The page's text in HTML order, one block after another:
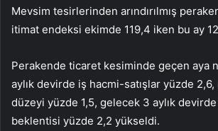
Mevsim tesirlerinden arındırılmış
itimat endeksi ekimde 119,4 iken bu ay
Perakende ticaret kesiminde geçen aya
aylık devirde iş hacmi-satışlar yüzde
düzeyi yüzde 1,5, gelecek 3 aylık
beklentisi yüzde 2,2 yükseldi.